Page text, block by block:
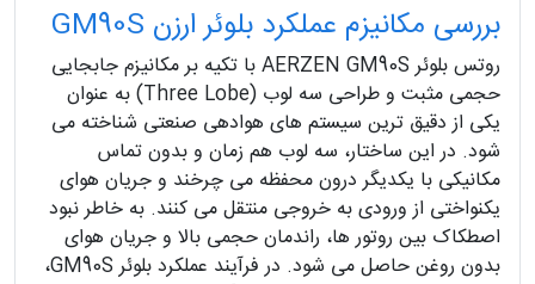
بررسی مکانیزم عملکرد بلوئر ارزن GM90S
روتس بلوئر AERZEN GM90S با تکیه بر مکانیزم جابجایی
حجمی مثبت و طراحی سه‌ لوب (Three Lobe) به‌ عنوان
یکی از دقیق‌ ترین سیستم‌ های هوادهی صنعتی شناخته می‌
شود. در این ساختار، سه لوب هم‌ زمان و بدون تماس
مکانیکی با یکدیگر درون محفظه می‌ چرخند و جریان هوای
یکنواختی از ورودی به خروجی منتقل می‌ کنند. به خاطر نبود
اصطکاک بین روتور ها، راندمان حجمی بالا و جریان هوای
بدون روغن حاصل می‌ شود. در فرآیند عملکرد بلوئر GM90S،